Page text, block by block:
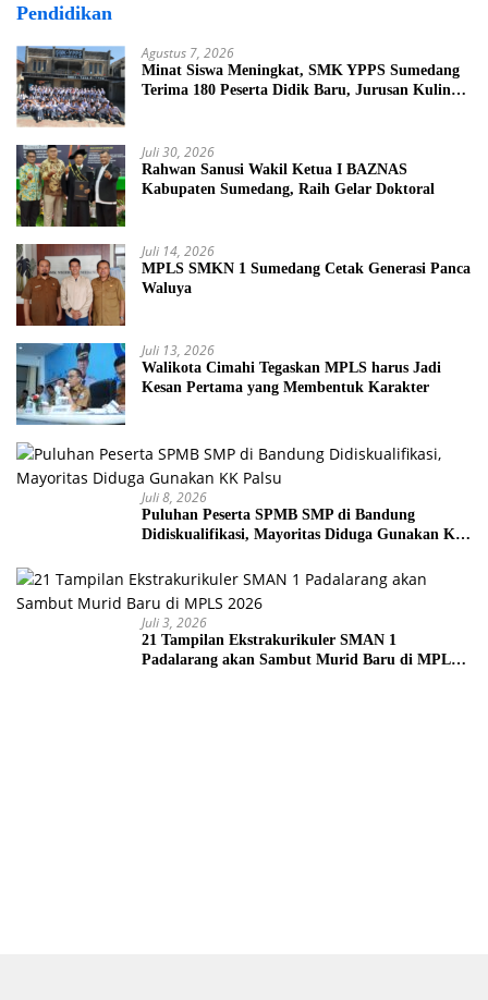
Pendidikan
Agustus 7, 2026
Minat Siswa Meningkat, SMK YPPS Sumedang
Terima 180 Peserta Didik Baru, Jurusan Kuliner
Juli 30, 2026
Rahwan Sanusi Wakil Ketua I BAZNAS
Kabupaten Sumedang, Raih Gelar Doktoral
Juli 14, 2026
MPLS SMKN 1 Sumedang Cetak Generasi Panca
Waluya
Juli 13, 2026
Walikota Cimahi Tegaskan MPLS harus Jadi
Kesan Pertama yang Membentuk Karakter
Juli 8, 2026
Puluhan Peserta SPMB SMP di Bandung
Didiskualifikasi, Mayoritas Diduga Gunakan KK
Juli 3, 2026
21 Tampilan Ekstrakurikuler SMAN 1
Padalarang akan Sambut Murid Baru di MPLS